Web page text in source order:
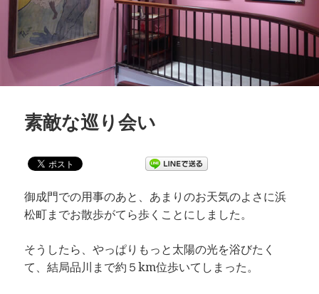
素敵な巡り会い
御成門での用事のあと、あまりのお天気のよさに浜
松町までお散歩がてら歩くことにしました。
そうしたら、やっぱりもっと太陽の光を浴びたく
て、結局品川まで約５km位歩いてしまった。